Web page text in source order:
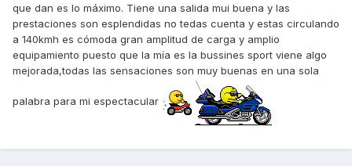
que dan es lo máximo. Tiene una salida mui buena y las
prestaciones son esplendidas no tedas cuenta y estas circulando
a 140kmh es cómoda gran amplitud de carga y amplio
equipamiento puesto que la mía es la bussines sport viene algo
mejorada,todas las sensaciones son muy buenas en una sola
palabra para mi espectacular